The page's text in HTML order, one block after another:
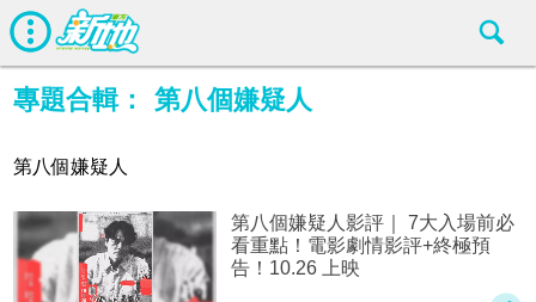
專題合輯： 第八個嫌疑人
第八個嫌疑人
第八個嫌疑人影評｜ 7大入場前必
看重點！電影劇情影評+終極預
告！10.26 上映